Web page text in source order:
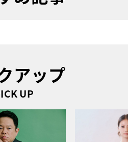
アップ
UP